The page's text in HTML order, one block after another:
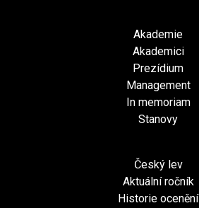
Akademie
Akademici
Prezídium
Management
In memoriam
Stanovy
Český lev
Aktuální ročník
Historie ocenění